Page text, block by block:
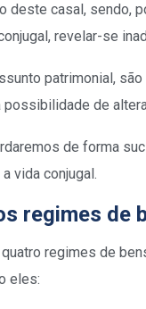
deste casal, sendo,
revelar-se
patrimonial,
possibilidade de
de forma
vida conjugal.
regimes de
quatro regimes de
eles: